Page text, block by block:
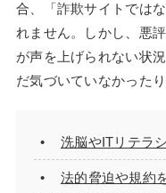
合、「詐欺サイトでは
れません。しかし、悪
が声を上げられない状
だ気づいていなかった
洗脳やITリテラ
法的脅迫や規約